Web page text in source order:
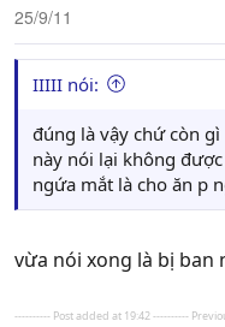
25/9/11
IIIII nói:
đúng là vậy chứ còn gì
này nói lại không
ngứa mắt là cho ăn p
vừa nói xong là bị ban
---------- Post added at 19:42 ----------